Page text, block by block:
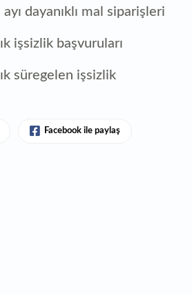
dayanıklı mal siparişleri
işsizlik başvuruları
süregelen işsizlik
Facebook ile paylaş